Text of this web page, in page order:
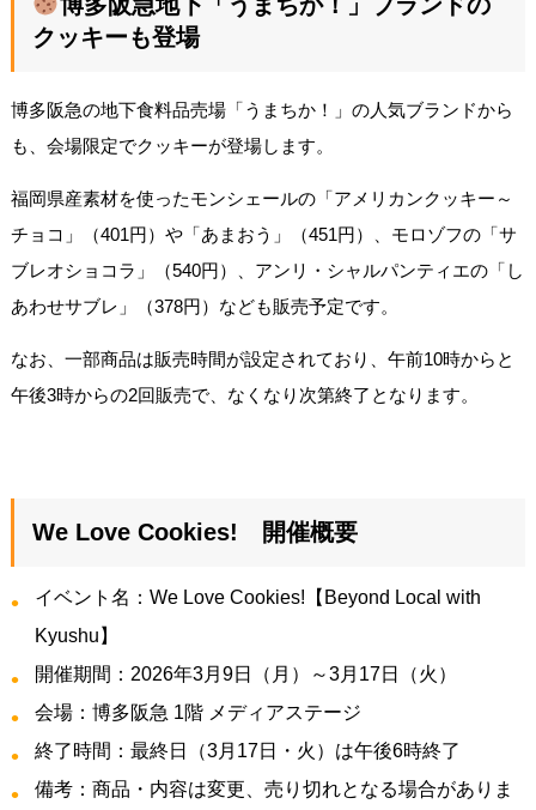
クッキーも登場
博多阪急の地下食料品売場「うまちか！」の人気ブランドから
も、会場限定でクッキーが登場します。
福岡県産素材を使ったモンシェールの「アメリカンクッキー～
チョコ」（401円）や「あまおう」（451円）、モロゾフの「サ
ブレオショコラ」（540円）、アンリ・シャルパンティエの「し
あわせサブレ」（378円）なども販売予定です。
なお、一部商品は販売時間が設定されており、午前10時からと
午後3時からの2回販売で、なくなり次第終了となります。
We Love Cookies! 開催概要
イベント名：We Love Cookies!【Beyond Local with
Kyushu】
開催期間：2026年3月9日（月）～3月17日（火）
会場：博多阪急 1階 メディアステージ
終了時間：最終日（3月17日・火）は午後6時終了
備考：商品・内容は変更、売り切れとなる場合がありま